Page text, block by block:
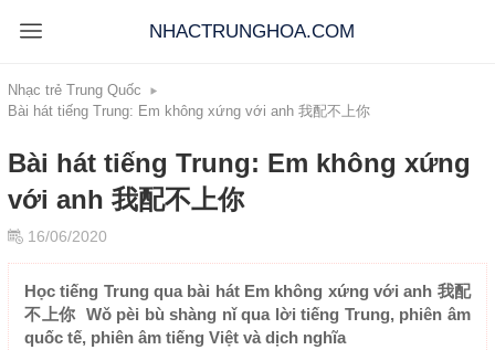
NHACTRUNGHOA.COM
Nhạc trẻ Trung Quốc
Bài hát tiếng Trung: Em không xứng với anh 我配不上你
Bài hát tiếng Trung: Em không xứng
với anh 我配不上你
16/06/2020
Học tiếng Trung qua bài hát Em không xứng với anh 我配
不上你 Wǒ pèi bù shàng nǐ qua lời tiếng Trung, phiên âm
quốc tế, phiên âm tiếng Việt và dịch nghĩa